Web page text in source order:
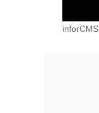
inforCMS